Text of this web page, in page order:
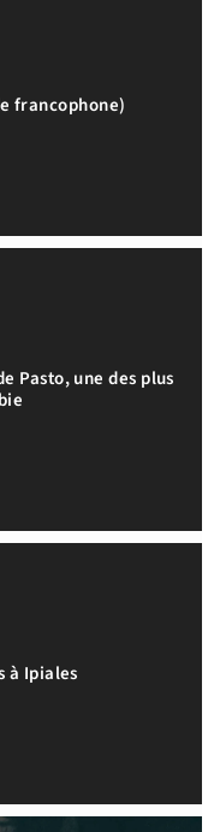
francophone)
Pasto, une des plus
à Ipiales